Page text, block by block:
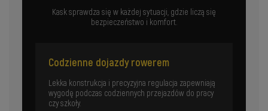
Kask sprawdza się w każdej sytuacji, gdzie liczą się
bezpieczeństwo i komfort.
Codzienne dojazdy rowerem
Lekka konstrukcja i precyzyjna regulacja zapewniają
wygodę podczas codziennych przejazdów do pracy
czy szkoły.